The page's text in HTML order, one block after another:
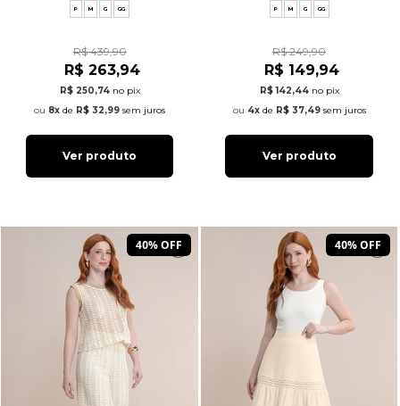
P M G GG
R$ 439,90
R$ 263,94
R$ 250,74 no pix
8x de R$ 32,99 sem juros
Ver produto
P M G GG
R$ 249,90
R$ 149,94
R$ 142,44 no pix
4xde R$ 37,49sem juros
Ver produto
40% OFF 40% OFF